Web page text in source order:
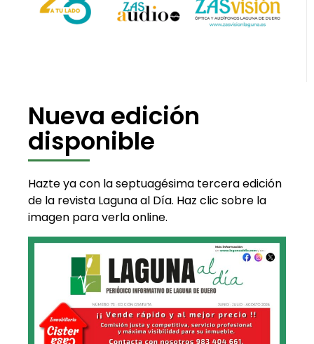
Nueva edición
disponible
Hazte ya con la septuagésima tercera edición
de la revista Laguna al Día. Haz clic sobre la
imagen para verla online.